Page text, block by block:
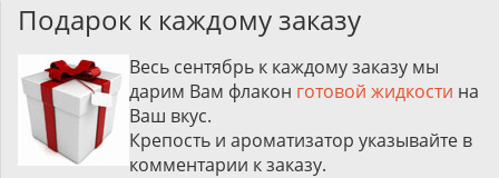
Подарок к каждому заказу
Весь сентябрь к каждомузаказу мы
дарим Вам флакон готовой жидкости на
Ваш вкус.
Крепость и ароматизатор указывайте в
комментарии к заказу.